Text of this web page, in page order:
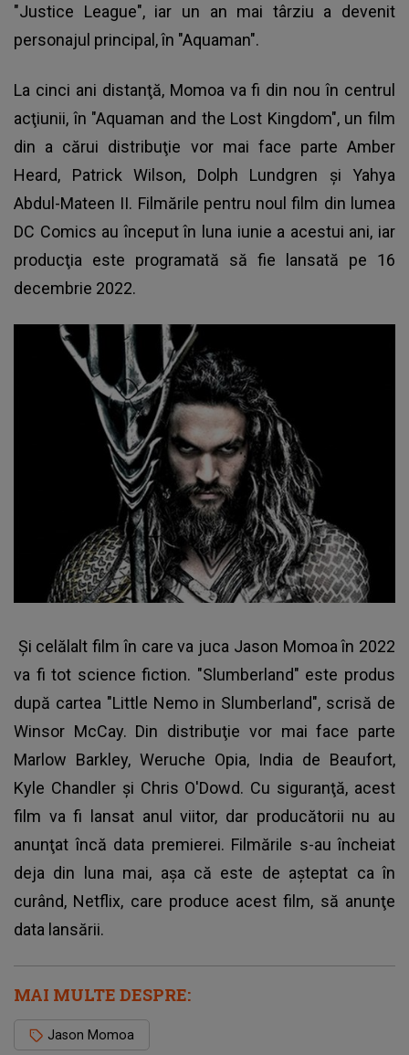
"Justice League", iar un an mai târziu a devenit
personajul principal, în "Aquaman".
La cinci ani distanţă, Momoa va fi din nou în centrul
acţiunii, în "Aquaman and the Lost Kingdom", un film
din a cărui distribuţie vor mai face parte Amber
Heard, Patrick Wilson, Dolph Lundgren şi Yahya
Abdul-Mateen II. Filmările pentru noul film din lumea
DC Comics au început în luna iunie a acestui ani, iar
producţia este programată să fie lansată pe 16
decembrie 2022.
Şi celălalt film în care va juca Jason Momoa în 2022
va fi tot science fiction. "Slumberland" este produs
după cartea "Little Nemo in Slumberland", scrisă de
Winsor McCay. Din distribuţie vor mai face parte
Marlow Barkley, Weruche Opia, India de Beaufort,
Kyle Chandler şi Chris O'Dowd. Cu siguranţă, acest
film va fi lansat anul viitor, dar producătorii nu au
anunţat încă data premierei. Filmările s-au încheiat
deja din luna mai, aşa că este de aşteptat ca în
curând, Netflix, care produce acest film, să anunţe
data lansării.
MAI MULTE DESPRE:
Jason Momoa